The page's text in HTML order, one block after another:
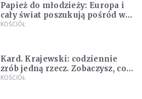
Papież do młodzieży: Europa i
cały świat poszukują pośród was
nowych świętych
KOŚCIÓŁ
Kard. Krajewski: codziennie
zrób jedną rzecz. Zobaczysz, co
stanie się z twoim życiem
KOŚCIÓŁ